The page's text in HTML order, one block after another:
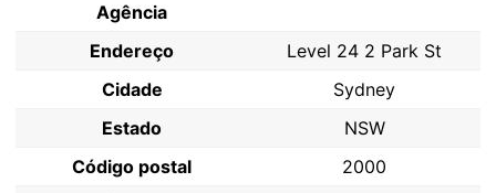
Agência
Endereço
Level 24 2 Park St
Cidade
Sydney
Estado
NSW
Código postal
2000